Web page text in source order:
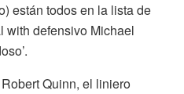
están todos en la lista de
with defensivo Michael
Quinn, el liniero